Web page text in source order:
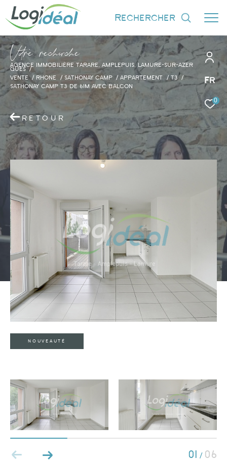
Fr
0
rechercher
Vore recece
AGENCE IMMOBILIÈRE TARARE, AMPLEPUIS, LAMURE-SUR-AZER
GUES
VENTE RHONE SATHONAY CAMP APPARTEMENT T3
SATHONAY CAMP T3 DE 61M AVEC BALCON
RETOUR
NOUVEAUTÉ
01 / 06
Effectuer une recherche
et trouver le bien qui correspond à vos
critères
Type d'offre
Type de bien
Type de bien
Budget
5